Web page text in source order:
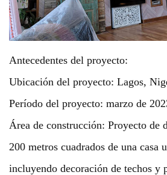
Antecedentes del proyecto:
Ubicación del proyecto: Lagos,
Período del proyecto: marzo de
Área de construcción: Proyecto de
200 metros cuadrados de una casa
incluyendo decoración de techos y